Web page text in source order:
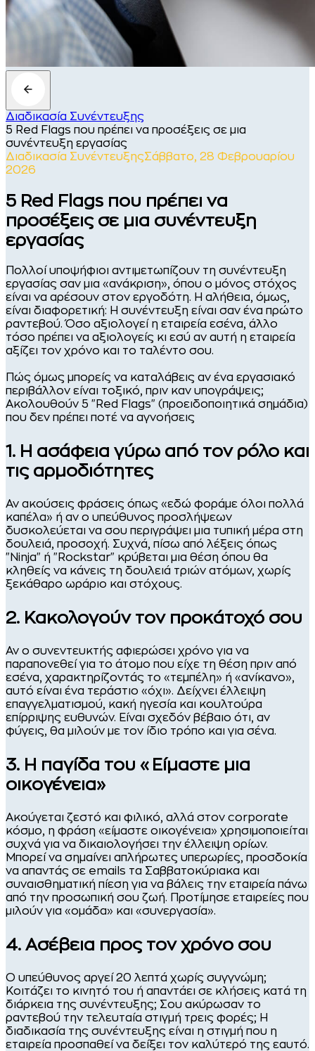
Διαδικασία Συνέντευξης
5 Red Flags που πρέπει να προσέξεις σε μια
συνέντευξη εργασίας
Διαδικασία ΣυνέντευξηςΣάββατο, 28 Φεβρουαρίου
2026
5 Red Flags που πρέπει να
προσέξεις σε μια συνέντευξη
εργασίας
Πολλοί υποψήφιοι αντιμετωπίζουν τη συνέντευξη
εργασίας σαν μια «ανάκριση», όπου ο μόνος στόχος
είναι να αρέσουν στον εργοδότη. Η αλήθεια, όμως,
είναι διαφορετική: Η συνέντευξη είναι σαν ένα πρώτο
ραντεβού. Όσο αξιολογεί η εταιρεία εσένα, άλλο
τόσο πρέπει να αξιολογείς κι εσύ αν αυτή η εταιρεία
αξίζει τον χρόνο και το ταλέντο σου.
Πώς όμως μπορείς να καταλάβεις αν ένα εργασιακό
περιβάλλον είναι τοξικό, πριν καν υπογράψεις;
Ακολουθούν 5 "Red Flags" (προειδοποιητικά σημάδια)
που δεν πρέπει ποτέ να αγνοήσεις
1. Η ασάφεια γύρω από τον ρόλο και
τις αρμοδιότητες
Αν ακούσεις φράσεις όπως «εδώ φοράμε όλοι πολλά
καπέλα» ή αν ο υπεύθυνος προσλήψεων
δυσκολεύεται να σου περιγράψει μια τυπική μέρα στη
δουλειά, προσοχή. Συχνά, πίσω από λέξεις όπως
"Ninja" ή "Rockstar" κρύβεται μια θέση όπου θα
κληθείς να κάνεις τη δουλειά τριών ατόμων, χωρίς
ξεκάθαρο ωράριο και στόχους.
2. Κακολογούν τον προκάτοχό σου
Αν ο συνεντευκτής αφιερώσει χρόνο για να
παραπονεθεί για το άτομο που είχε τη θέση πριν από
εσένα, χαρακτηρίζοντάς το «τεμπέλη» ή «ανίκανο»,
αυτό είναι ένα τεράστιο «όχι». Δείχνει έλλειψη
επαγγελματισμού, κακή ηγεσία και κουλτούρα
επίρριψης ευθυνών. Είναι σχεδόν βέβαιο ότι, αν
φύγεις, θα μιλούν με τον ίδιο τρόπο και για σένα.
3. Η παγίδα του «Είμαστε μια
οικογένεια»
Ακούγεται ζεστό και φιλικό, αλλά στον corporate
κόσμο, η φράση «είμαστε οικογένεια» χρησιμοποιείται
συχνά για να δικαιολογήσει την έλλειψη ορίων.
Μπορεί να σημαίνει απλήρωτες υπερωρίες, προσδοκία
να απαντάς σε emails τα Σαββατοκύριακα και
συναισθηματική πίεση για να βάλεις την εταιρεία πάνω
από την προσωπική σου ζωή. Προτίμησε εταιρείες που
μιλούν για «ομάδα» και «συνεργασία».
4. Ασέβεια προς τον χρόνο σου
Ο υπεύθυνος αργεί 20 λεπτά χωρίς συγγνώμη;
Κοιτάζει το κινητό του ή απαντάει σε κλήσεις κατά τη
διάρκεια της συνέντευξης; Σου ακύρωσαν το
ραντεβού την τελευταία στιγμή τρεις φορές; Η
διαδικασία της συνέντευξης είναι η στιγμή που η
εταιρεία προσπαθεί να δείξει τον καλύτερό της εαυτό.